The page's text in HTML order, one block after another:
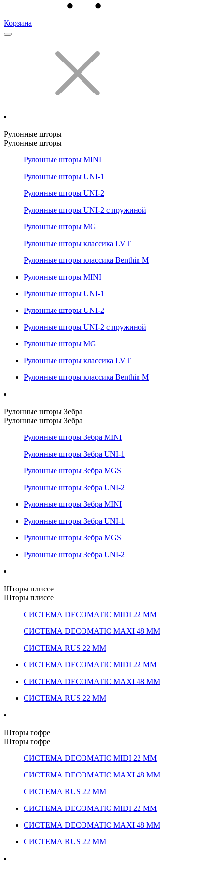
Корзина
Рулонные шторы
Рулонные шторы
Рулонные шторы MINI
Рулонные шторы UNI-1
Рулонные шторы UNI-2
Рулонные шторы UNI-2 с пружиной
Рулонные шторы MG
Рулонные шторы классика LVT
Рулонные шторы классика Benthin M
Рулонные шторы MINI
Рулонные шторы UNI-1
Рулонные шторы UNI-2
Рулонные шторы UNI-2 с пружиной
Рулонные шторы MG
Рулонные шторы классика LVT
Рулонные шторы классика Benthin M
Рулонные шторы Зебра
Рулонные шторы Зебра
Рулонные шторы Зебра MINI
Рулонные шторы Зебра UNI-1
Рулонные шторы Зебра MGS
Рулонные шторы Зебра UNI-2
Рулонные шторы Зебра MINI
Рулонные шторы Зебра UNI-1
Рулонные шторы Зебра MGS
Рулонные шторы Зебра UNI-2
Шторы плиссе
Шторы плиссе
СИСТЕМА DECOMATIC MIDI 22 ММ
СИСТЕМА DECOMATIC MAXI 48 ММ
СИСТЕМА RUS 22 ММ
СИСТЕМА DECOMATIC MIDI 22 ММ
СИСТЕМА DECOMATIC MAXI 48 ММ
СИСТЕМА RUS 22 ММ
Шторы гофре
Шторы гофре
СИСТЕМА DECOMATIC MIDI 22 ММ
СИСТЕМА DECOMATIC MAXI 48 ММ
СИСТЕМА RUS 22 ММ
СИСТЕМА DECOMATIC MIDI 22 ММ
СИСТЕМА DECOMATIC MAXI 48 ММ
СИСТЕМА RUS 22 ММ